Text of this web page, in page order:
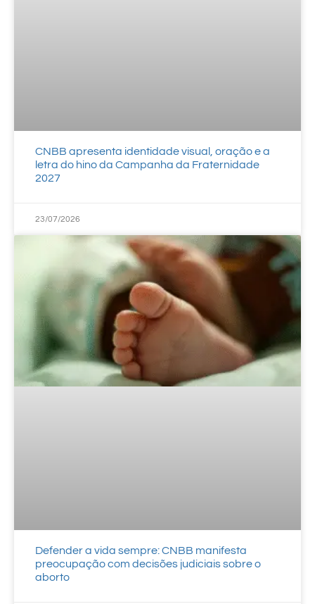
CNBB apresenta identidade visual, oração e a
letra do hino da Campanha da Fraternidade
2027
23/07/2026
Defender a vida sempre: CNBB manifesta
preocupação com decisões judiciais sobre o
aborto